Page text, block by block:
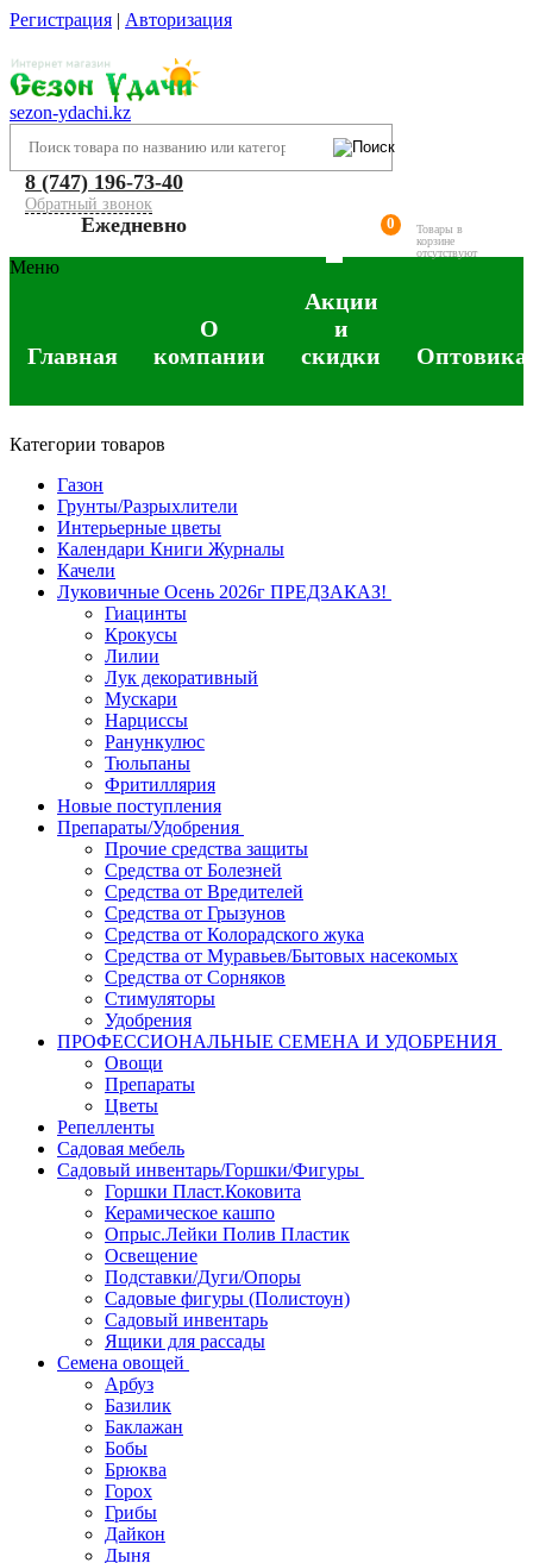
Регистрация | Авторизация
sezon-ydachi.kz
8 (747) 196-73-40
Обратный звонок
Ежедневно 0
Товары в
корзине
отсутствуют
Меню
Главная
О
компании
Акции
и
скидки
Категории товаров
Газон
Грунты/Разрыхлители
Интерьерные цветы
Календари Книги Журналы
Качели
Луковичные Осень 2026г ПРЕДЗАКАЗ!
Гиацинты
Крокусы
Лилии
Лук декоративный
Мускари
Нарциссы
Ранункулюс
Тюльпаны
Фритиллярия
Новые поступления
Препараты/Удобрения
Прочие средства защиты
Средства от Болезней
Средства от Вредителей
Средства от Грызунов
Средства от Колорадского жука
Средства от Муравьев/Бытовых насекомых
Средства от Сорняков
Стимуляторы
Удобрения
ПРОФЕССИОНАЛЬНЫЕ СЕМЕНА И УДОБРЕНИЯ
Овощи
Препараты
Цветы
Репелленты
Садовая мебель
Садовый инвентарь/Горшки/Фигуры
Горшки Пласт.Коковита
Керамическое кашпо
Опрыс.Лейки Полив Пластик
Освещение
Подставки/Дуги/Опоры
Садовые фигуры (Полистоун)
Садовый инвентарь
Ящики для рассады
Семена овощей
Арбуз
Базилик
Баклажан
Бобы
Брюква
Горох
Грибы
Дайкон
Дыня